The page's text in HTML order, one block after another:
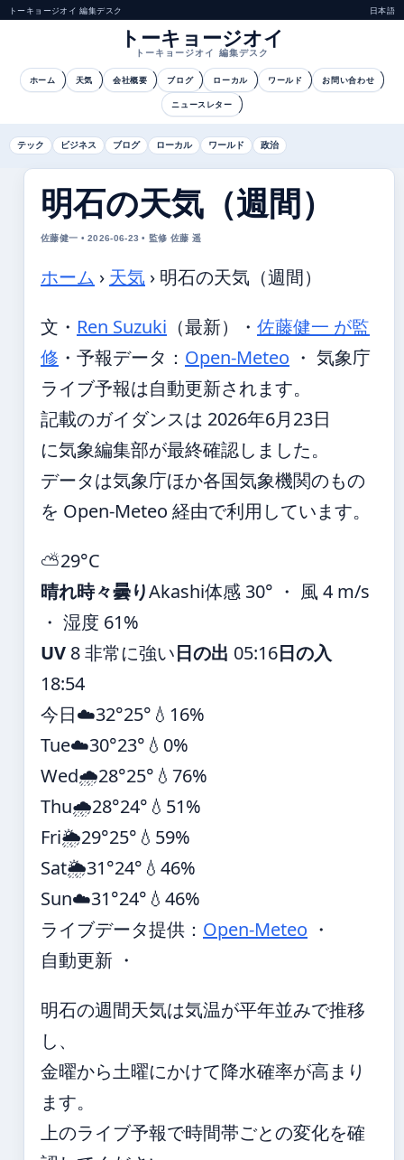
トーキョージオイ 編集デスク 日本語
トーキョージオイ
トーキョージオイ 編集デスク
ホーム 天気 会社概要 ブログ ローカル ワールド お問い合わせ
ニュースレター
テック ビジネス ブログ ローカル ワールド 政治
明石の天気（週間）
佐藤健一 • 2026-06-23 • 監修 佐藤 遥
ホーム › 天気 › 明石の天気（週間）
文・ Ren Suzuki （最新） ・ 佐藤健一 が監
修 ・ 予報データ： Open-Meteo ・ 気象庁
ライブ予報は自動更新されます。
記載のガイダンスは 2026年6月23日
に気象編集部が最終確認しました。
データは気象庁ほか各国気象機関のもの
を Open-Meteo 経由で利用しています。
⛅29°C
晴れ時々曇りAkashi体感 30° ・ 風 4 m/s
・ 湿度 61%
UV 8 非常に強い日の出 05:16日の入
18:54
今日☁️32°25° 💧16%
Tue☁️30°23° 💧0%
Wed🌧️28°25° 💧76%
Thu🌧️28°24° 💧51%
Fri🌦️29°25° 💧59%
Sat🌦️31°24° 💧46%
Sun☁️31°24° 💧46%
ライブデータ提供： Open-Meteo ・
自動更新 ・
明石の週間天気は気温が平年並みで推移
し、
金曜から土曜にかけて降水確率が高まり
ます。
上のライブ予報で時間帯ごとの変化を確